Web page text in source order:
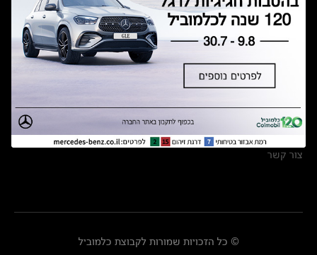
תקנון ימי מכירות 120 לכלמוביל
מצאו אותנו
אולמות תצוגה
מרכזי שירות
צור קשר
© כל הזכויות שמורות לקבוצת כלמוביל